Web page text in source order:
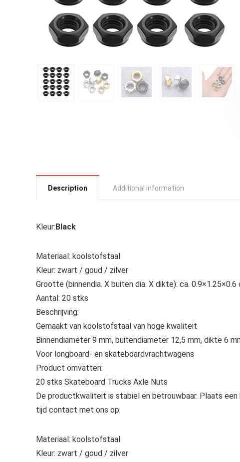
Description Additional information
Kleur:Black
Materiaal: koolstofstaal
Kleur: zwart / goud / zilver
Grootte (binnendia. X buiten dia. X dikte): ca.
Aantal: 20 stks
Beschrijving:
Gemaakt van koolstofstaal van hoge kwaliteit
Binnendiameter 9 mm, buitendiameter 12,5 mm, dikte 6
Voor longboard- en skateboardvrachtwagens
Product omvatten:
20 stks Skateboard Trucks Axle Nuts
De productkwaliteit is stabiel en betrouwbaar. Plaats
tijd contact met ons op
Materiaal: koolstofstaal
Kleur: zwart / goud / zilver